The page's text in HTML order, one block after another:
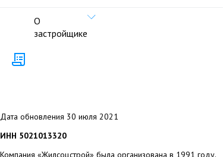
О
застройщике
Дата обновления 30 июля 2021
ИНН 5021013320
Компания «Жилсоцстрой» была организована в 1991 году.